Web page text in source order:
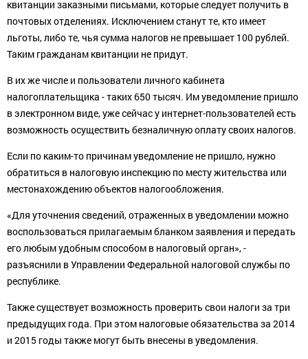
квитанции заказными письмами, которые следует получить в
почтовых отделениях. Исключением станут те, кто имеет
льготы, либо те, чья сумма налогов не превышает 100 рублей.
Таким гражданам квитанции не придут.
В их же числе и пользователи личного кабинета
налогоплательщика - таких 650 тысяч. Им уведомление пришло
в электронном виде, уже сейчас у интернет-пользователей есть
возможность осуществить безналичную оплату своих налогов.
Если по каким-то причинам уведомление не пришло, нужно
обратиться в налоговую инспекцию по месту жительства или
местонахождению объектов налогообложения.
«Для уточнения сведений, отраженных в уведомлении можно
воспользоваться прилагаемым бланком заявления и передать
его любым удобным способом в налоговый орган», -
разъяснили в Управлении Федеральной налоговой службы по
республике.
Также существует возможность проверить свои налоги за три
предыдущих года. При этом налоговые обязательства за 2014
и 2015 годы также могут быть внесены в уведомления.